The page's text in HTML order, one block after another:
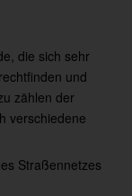
die sich sehr
und
zählen der
verschiedene
Straßennetzes